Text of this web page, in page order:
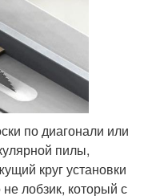
по диагонали или
пилы,
круг установки
лобзик, который с